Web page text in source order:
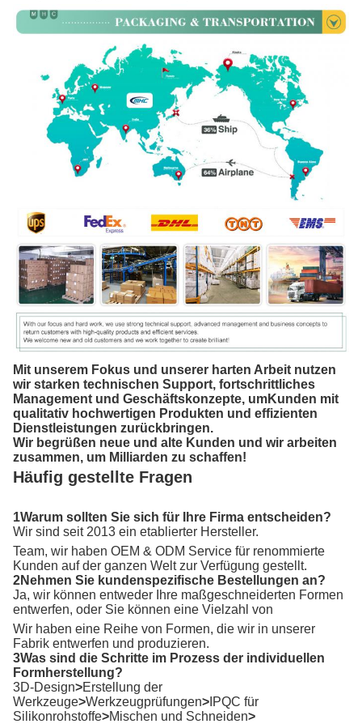
Mit unserem Fokus und unserer harten Arbeit nutzen
wir starken technischen Support, fortschrittliches
Management und Geschäftskonzepte, umKunden mit
qualitativ hochwertigen Produkten und effizienten
Dienstleistungen zurückbringen.
Wir begrüßen neue und alte Kunden und wir arbeiten
zusammen, um Milliarden zu schaffen!
Häufig gestellte Fragen
1Warum sollten Sie sich für Ihre Firma entscheiden?
Wir sind seit 2013 ein etablierter Hersteller.
Team, wir haben OEM & ODM Service für renommierte
Kunden auf der ganzen Welt zur Verfügung gestellt.
2Nehmen Sie kundenspezifische Bestellungen an?
Ja, wir können entweder Ihre maßgeschneiderten Formen
entwerfen, oder Sie können eine Vielzahl von
Wir haben eine Reihe von Formen, die wir in unserer
Fabrik entwerfen und produzieren.
3Was sind die Schritte im Prozess der individuellen
Formherstellung?
3D-Design>Erstellung der
Werkzeuge>Werkzeugprüfungen> IPQC für
Silikonrohstoffe>Mischen und Schneiden>